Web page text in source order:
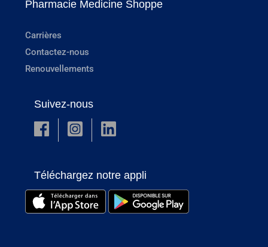
Pharmacie Medicine Shoppe
Carrières
Contactez-nous
Renouvellements
Suivez-nous
Téléchargez notre appli